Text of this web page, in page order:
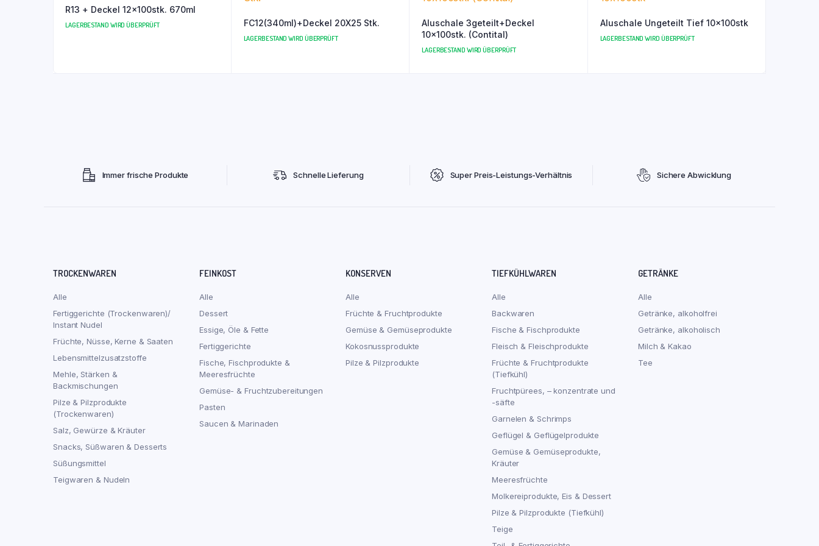
R13 + Deckel 12x100stk. 670ml
LAGERBESTAND WIRD ÜBERPRÜFT FC12(340ml)+Deckel 20X25 Stk.
LAGERBESTAND WIRD ÜBERPRÜFT
Aluschale 3geteilt+Deckel
10x100stk. (Contital)
LAGERBESTAND WIRD ÜBERPRÜFT
Aluschale Ungeteilt Tief 10x100stk
LAGERBESTAND WIRD ÜBERPRÜFT
Immer frische Produkte Schnelle Lieferung Super Preis-Leistungs-Verhältnis Sichere Abwicklung
TROCKENWAREN
Alle
Fertiggerichte (Trockenwaren)/
Instant Nudel
Früchte, Nüsse, Kerne & Saaten
Lebensmittelzusatzstoffe
Mehle, Stärken &
Backmischungen
Pilze & Pilzprodukte
(Trockenwaren)
Salz, Gewürze & Kräuter
Snacks, Süßwaren & Desserts
Süßungsmittel
Teigwaren & Nudeln
FEINKOST
Alle
Dessert
Essige, Öle & Fette
Fertiggerichte
Fische, Fischprodukte &
Meeresfrüchte
Gemüse- & Fruchtzubereitungen
Pasten
Saucen & Marinaden
KONSERVEN
Alle
Früchte & Fruchtprodukte
Gemüse & Gemüseprodukte
Kokosnussprodukte
Pilze & Pilzprodukte
TIEFKÜHLWAREN
Alle
Backwaren
Fische & Fischprodukte
Fleisch & Fleischprodukte
Früchte & Fruchtprodukte
(Tiefkühl)
Fruchtpürees, – konzentrate und
-säfte
Garnelen & Schrimps
Geflügel & Geflügelprodukte
Gemüse & Gemüseprodukte,
Kräuter
Meeresfrüchte
Molkereiprodukte, Eis & Dessert
Pilze & Pilzprodukte (Tiefkühl)
Teige
GETRÄNKE
Alle
Getränke, alkoholfrei
Getränke, alkoholisch
Milch & Kakao
Tee